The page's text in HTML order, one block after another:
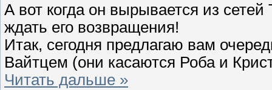
А вот когда он вырывается из
ждать его возвращения!
Итак, сегодня предлагаю вам
Вайтцем (они касаются Роба и
Читать дальше »